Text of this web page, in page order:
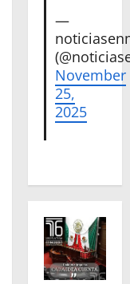
—
November
25,
2025